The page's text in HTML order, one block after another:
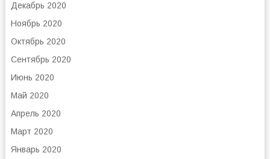
Декабрь 2020
Ноябрь 2020
Октябрь 2020
Сентябрь 2020
Июнь 2020
Май 2020
Апрель 2020
Март 2020
Январь 2020